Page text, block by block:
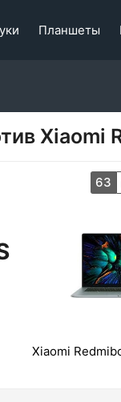
Планшеты
Xiaomi
63
Xiaomi